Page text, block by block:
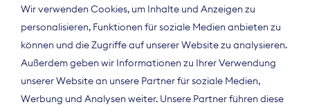
Wir verwenden Cookies, um Inhalte und Anzeigen zu
personalisieren, Funktionen für soziale Medien anbieten zu
können und die Zugriffe auf unserer Website zu analysieren.
Außerdem geben wir Informationen zu Ihrer Verwendung
unserer Website an unsere Partner für soziale Medien,
Werbung und Analysen weiter. Unsere Partner führen diese